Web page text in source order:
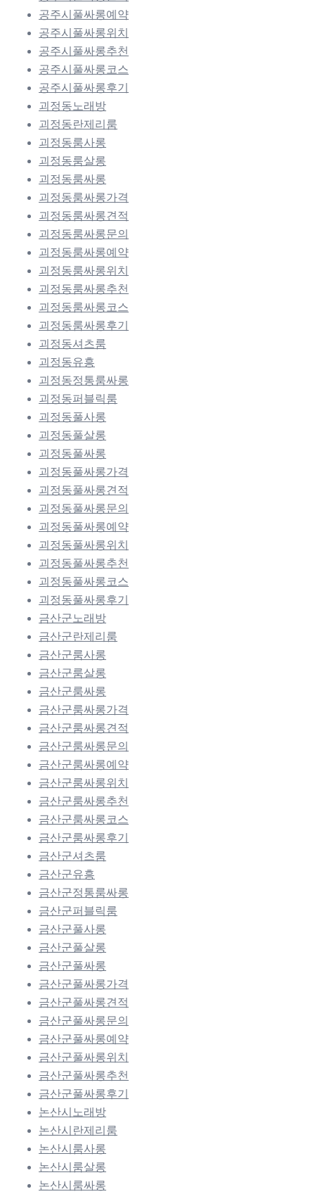
공주시풀싸롱예약
공주시풀싸롱위치
공주시풀싸롱추천
공주시풀싸롱코스
공주시풀싸롱후기
괴정동노래방
괴정동란제리룸
괴정동룸사롱
괴정동룸살롱
괴정동룸싸롱
괴정동룸싸롱가격
괴정동룸싸롱견적
괴정동룸싸롱문의
괴정동룸싸롱예약
괴정동룸싸롱위치
괴정동룸싸롱추천
괴정동룸싸롱코스
괴정동룸싸롱후기
괴정동셔츠룸
괴정동유흥
괴정동정통룸싸롱
괴정동퍼블릭룸
괴정동풀사롱
괴정동풀살롱
괴정동풀싸롱
괴정동풀싸롱가격
괴정동풀싸롱견적
괴정동풀싸롱문의
괴정동풀싸롱예약
괴정동풀싸롱위치
괴정동풀싸롱추천
괴정동풀싸롱코스
괴정동풀싸롱후기
금산군노래방
금산군란제리룸
금산군룸사롱
금산군룸살롱
금산군룸싸롱
금산군룸싸롱가격
금산군룸싸롱견적
금산군룸싸롱문의
금산군룸싸롱예약
금산군룸싸롱위치
금산군룸싸롱추천
금산군룸싸롱코스
금산군룸싸롱후기
금산군셔츠룸
금산군유흥
금산군정통룸싸롱
금산군퍼블릭룸
금산군풀사롱
금산군풀살롱
금산군풀싸롱
금산군풀싸롱가격
금산군풀싸롱견적
금산군풀싸롱문의
금산군풀싸롱예약
금산군풀싸롱위치
금산군풀싸롱추천
금산군풀싸롱후기
논산시노래방
논산시란제리룸
논산시룸사롱
논산시룸살롱
논산시룸싸롱